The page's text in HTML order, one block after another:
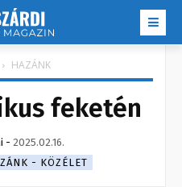
HAZÁNK
feketén
- 2025.02.16.
- KÖZÉLET